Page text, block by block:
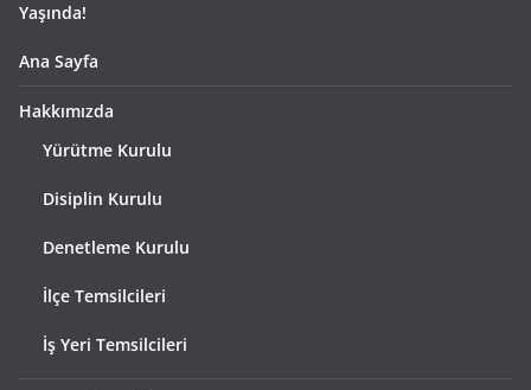
Yaşında!
Ana Sayfa
Hakkımızda
Yürütme Kurulu
Disiplin Kurulu
Denetleme Kurulu
İlçe Temsilcileri
İş Yeri Temsilcileri